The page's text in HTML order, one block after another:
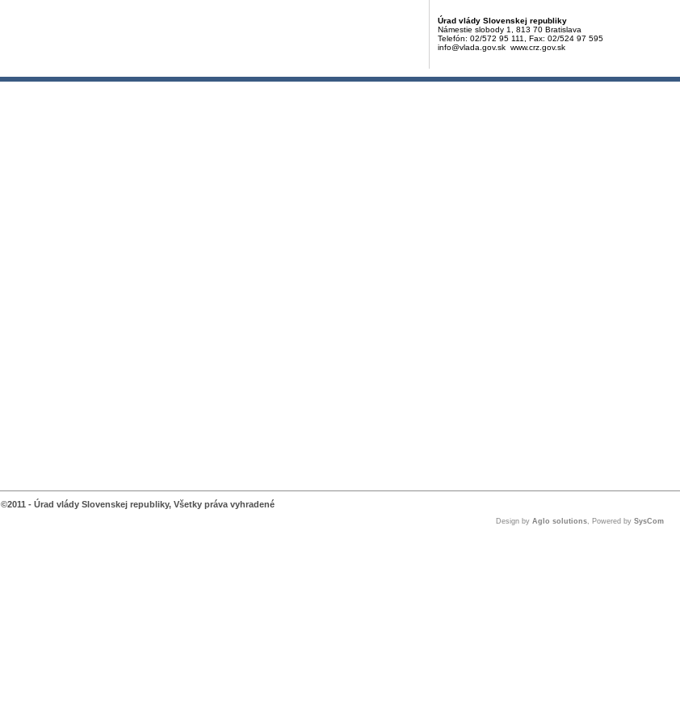
Úrad vlády Slovenskej republiky
Námestie slobody 1, 813 70 Bratislava
Telefón: 02/572 95 111, Fax: 02/524 97 595
info@vlada.gov.sk www.crz.gov.sk
©2011 - Úrad vlády Slovenskej republiky, Všetky práva vyhradené
Design by Aglo solutions, Powered by SysCom